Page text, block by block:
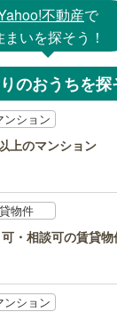
不動産で
まいを探そう！
のおうちを探
ンション
上のマンション
物件
・相談可の賃貸
ンション